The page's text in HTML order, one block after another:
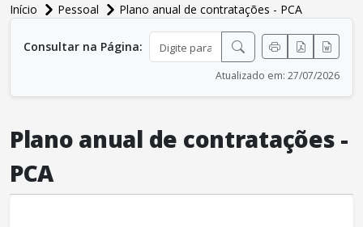
Início Pessoal
Plano anual de contratações - PCA
Consultar na Página:
Atualizado em: 27/07/2026
Plano anual de contratações -
PCA